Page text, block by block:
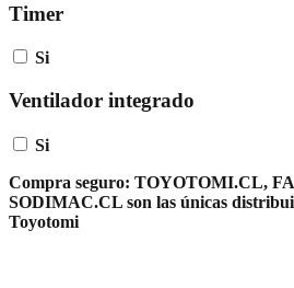
Timer
Si
Ventilador integrado
Si
Compra seguro: TOYOTOMI.CL,
SODIMAC.CL son las únicas
Toyotomi